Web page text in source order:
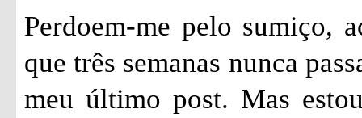
Perdoem-me pelo sumiço,
que três semanas nunca
meu último post. Mas